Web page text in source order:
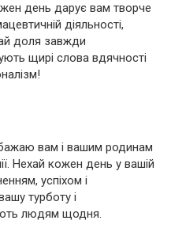
день дарує вам творче
діяльності,
доля завжди
щирі слова вдячності
вам і вашим родинам
Нехай кожен день у вашій
успіхом і
турботу і
людям щодня.